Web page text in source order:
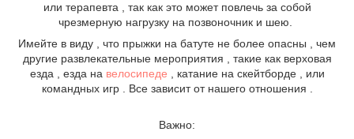
или терапевта , так как это может повлечь за собой
чрезмерную нагрузку на позвоночник и шею.
Имейте в виду , что прыжки на батуте не более опасны , чем
другие развлекательные мероприятия , такие как верховая
езда , езда на велосипеде , катание на скейтборде , или
командных игр . Все зависит от нашего отношения .
Важно: